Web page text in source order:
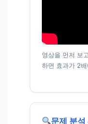
영상을 먼저 보
하면 효과가 2
문제 분석